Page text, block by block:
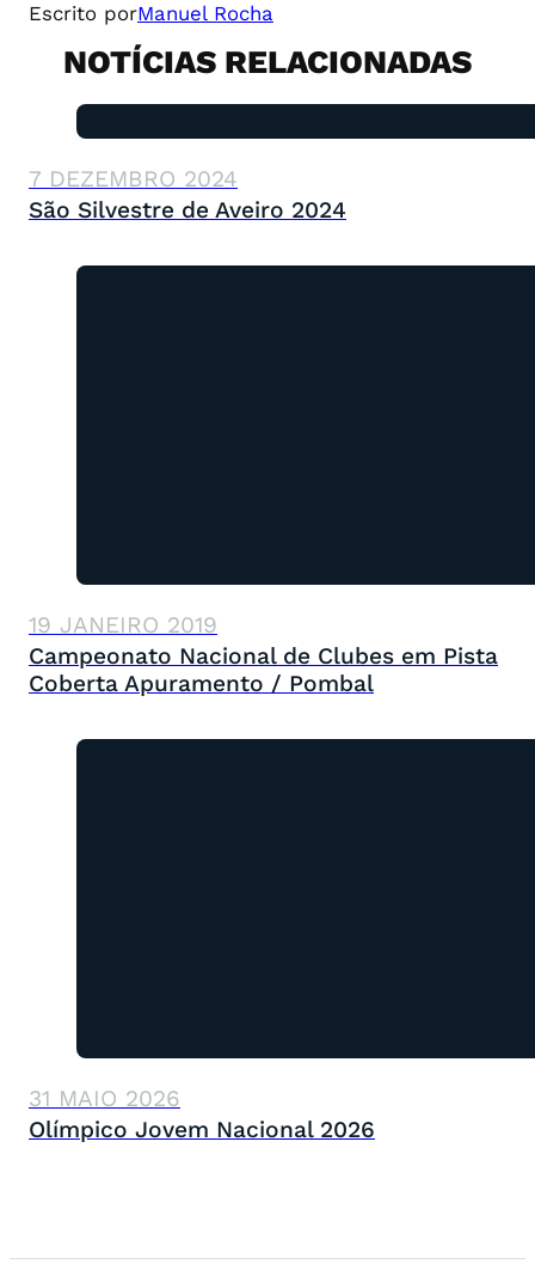
Escrito porManuel Rocha
NOTÍCIAS RELACIONADAS
7 DEZEMBRO 2024
São Silvestre de Aveiro 2024
19 JANEIRO 2019
Campeonato Nacional de Clubes em Pista
Coberta Apuramento / Pombal
31 MAIO 2026
Olímpico Jovem Nacional 2026